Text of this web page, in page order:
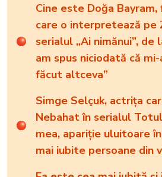
Cine este Doğa
care o interpretează pe
serialul „Ai nimănui”, de
am spus niciodată că
făcut altceva”
Simge Selçuk, actrița
Nebahat în serialul
mea, apariție uluitoare
mai iubite persoane din